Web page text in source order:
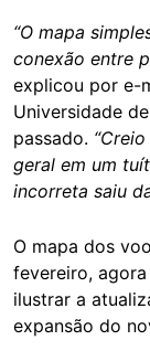
“O mapa
conexão entre
explicou por e-
Universidade
passado.
geral em um
incorreta saiu
O mapa dos
fevereiro,
ilustrar a
expansão do